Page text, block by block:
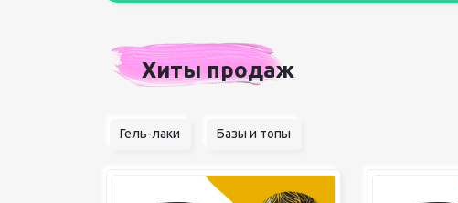
Хиты продаж
Гель-лаки Базы и топы